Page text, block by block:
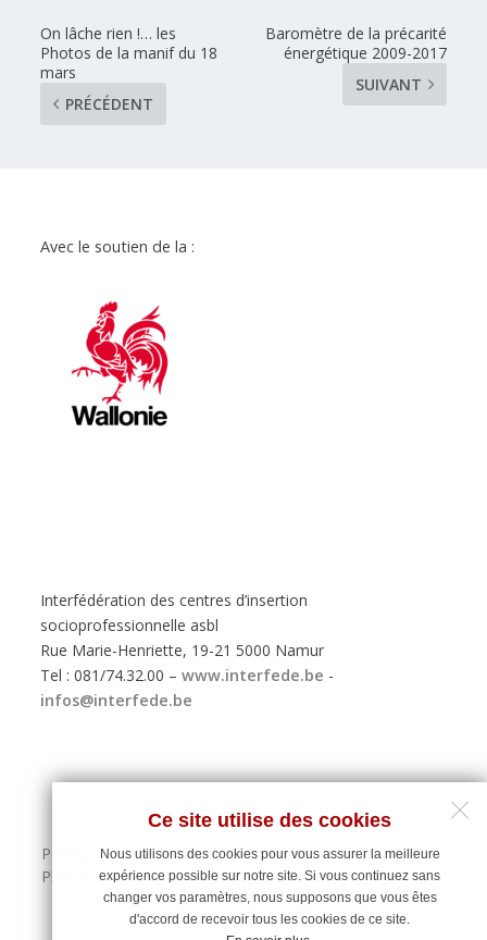
Ce site utilise des cookies
Nous utilisons des cookies pour vous assurer la meilleure
expérience possible sur notre site. Si vous continuez sans
changer vos paramètres, nous supposons que vous êtes
d'accord de recevoir tous les cookies de ce site.
On lâche rien !… les
Photos de la manif du 18
mars
PRÉCÉDENT
Baromètre de la précarité
énergétique 2009-2017
SUIVANT
Avec le soutien de la :
Interfédération des centres d’insertion
socioprofessionnelle asbl
Rue Marie-Henriette, 19-21 5000 Namur
Tel : 081/74.32.00 –www.interfede.be -
infos@interfede.be
Politique de protection des données personnelles
Plan du site